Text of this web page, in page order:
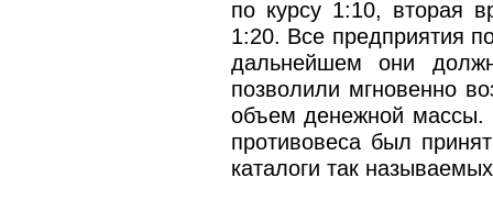
по курсу 1:10, вторая
1:20. Все предприятия
дальнейшем они
позволили мгновенно
объем денежной массы.
противовеса был
каталоги так